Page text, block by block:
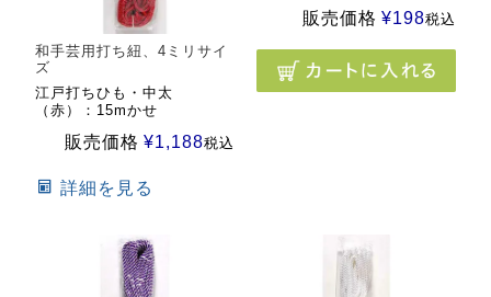
和手芸用打ち紐、4ミリサイ
ズ
江戸打ちひも・中太
（赤）：15mかせ
販売価格 ¥1,188税込
詳細を見る
販売価格 ¥198税込